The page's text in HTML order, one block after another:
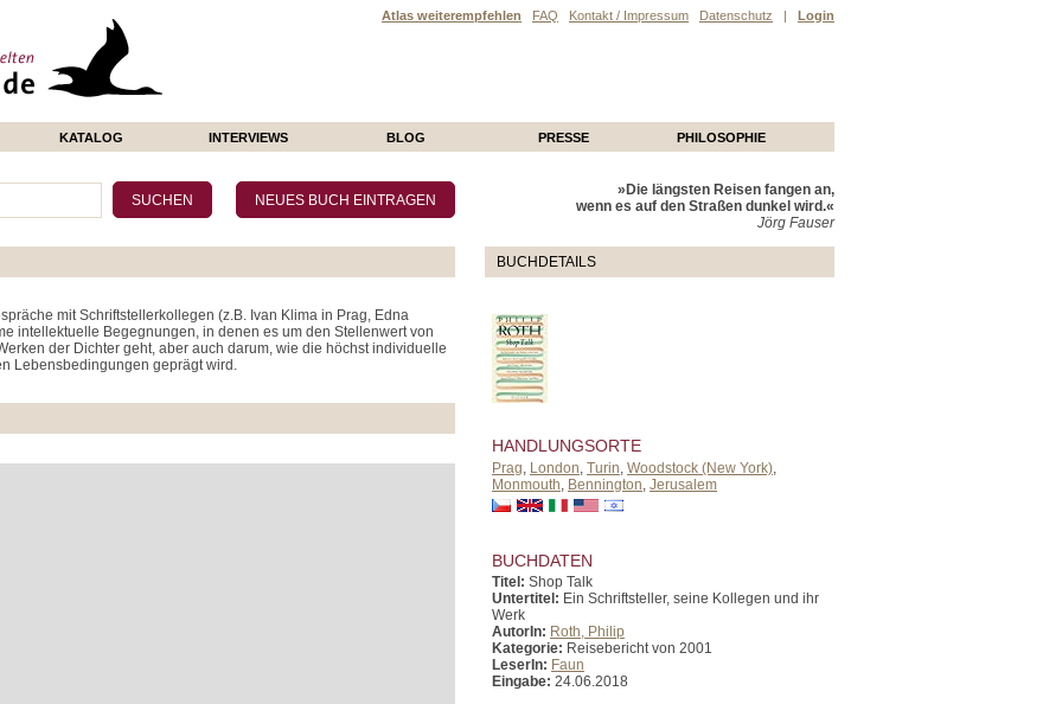
Atlas weiterempfehlen FAQ Kontakt / Impressum Datenschutz | Login
KATALOG INTERVIEWS BLOG PRESSE PHILOSOPHIE
mit Schriftstellerkollegen (z.B. Ivan Klima in Prag, Edna
intellektuelle Begegnungen, in denen es um den Stellenwert von
der Dichter geht, aber auch darum, wie die höchst individuelle
Lebensbedingungen geprägt wird.
»Die längsten Reisen fangen an,
wenn es auf den Straßen dunkel wird.«
Jörg Fauser
BUCHDETAILS
HANDLUNGSORTE
Prag London Turin Woodstock (New York)
Monmouth Bennington Jerusalem
BUCHDATEN
Titel: Shop Talk
Untertitel: Ein Schriftsteller, seine Kollegen und ihr
Werk
AutorIn: Roth, Philip
Kategorie: Reisebericht von 2001
LeserIn: Faun
Eingabe: 24.06.2018